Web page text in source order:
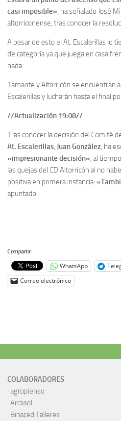
casi imposible», ha señalado José
altorriconense, tras conocer la
A pesar de esto el At. Escalerillas lo
de categoría ya que juega en casa
nada.
Tamarite y Altorricón se encuentran
Escalerillas y lucharán hasta el final
//Actualización 19:08//
Tras conocer la decisión del Comité
At. Escalerillas, Juan González, ha
«impresionante decisión», al
las quejas del CD Altorricón al no
positiva en primera instancia:
apuntado.
Compartir:
WhatsApp
Correo electrónico
COLABORADORES
· agropienso
· Arcasol
· Binaced Talleres